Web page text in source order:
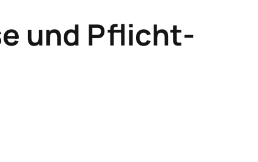
und Pflicht­